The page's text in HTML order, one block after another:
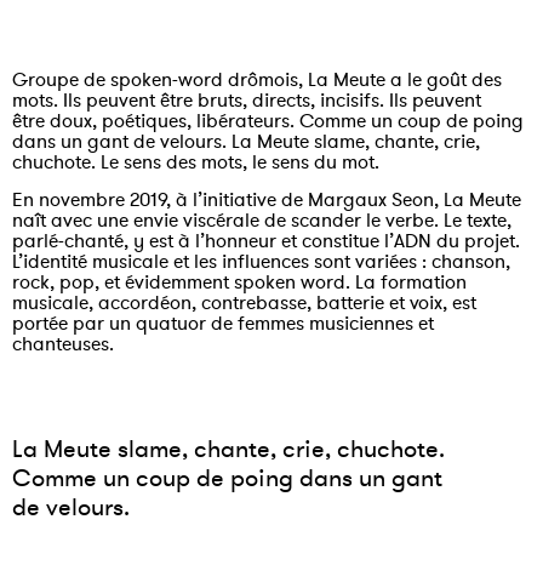
La Meute slame, chante, crie, chuchote.
Comme un coup de poing dans un gant
de velours.
Groupe de spoken-word drômois, La Meute a le goût des
mots. Ils peuvent être bruts, directs, incisifs. Ils peuvent
être doux, poétiques, libérateurs. Comme un coup de poing
dans un gant de velours. La Meute slame, chante, crie,
chuchote. Le sens des mots, le sens du mot.
En novembre 2019, à l’initiative de Margaux Seon, La Meute
naît avec une envie viscérale de scander le verbe. Le texte,
parlé-chanté, y est à l’honneur et constitue l’ADN du projet.
L’identité musicale et les influences sont variées : chanson,
rock, pop, et évidemment spoken word. La formation
musicale, accordéon, contrebasse, batterie et voix, est
portée par un quatuor de femmes musiciennes et
chanteuses.